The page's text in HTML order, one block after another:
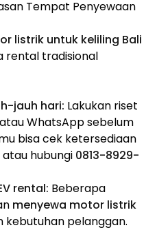
Tempat Penyewaan
listrik untuk keliling Bali
rental tradisional
jauh hari: Lakukan riset
WhatsApp sebelum
bisa cek ketersediaan
atau hubungi 0813-8929-
rental: Beberapa
menyewa motor listrik
kebutuhan pelanggan.